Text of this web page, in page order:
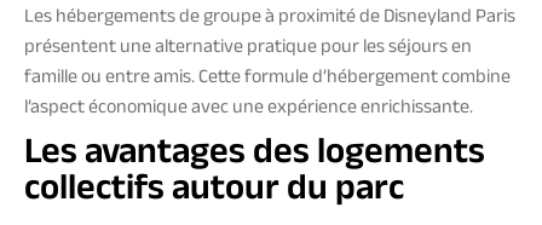
Les hébergements de groupe à proximité de Disneyland Paris
présentent une alternative pratique pour les séjours en
famille ou entre amis. Cette formule d’hébergement combine
l’aspect économique avec une expérience enrichissante.
Les avantages des logements
collectifs autour du parc